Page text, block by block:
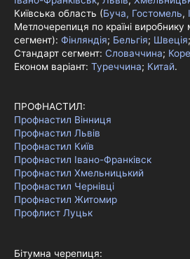
Київська область (Буча, Гостомель,
Метлочерепиця по країні
сегмент): Фінляндія; Бельгія; Швеція;
Стандарт сегмент: Словаччина;
Економ варіант: Туреччина; Китай.
ПРОФНАСТИЛ:
Профнастил Вінниця
Профнастил Львів
Профнастил Київ
Профнастил Івано-Франківск
Профнастил Хмельницький
Профнастил Чернівці
Профнастил Житомир
Профлист Луцьк
Бітумна черепиця: